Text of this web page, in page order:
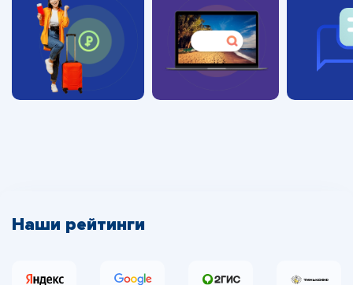
Наши рейтинги